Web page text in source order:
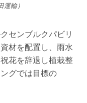
輸）
センブルクパビリ
材を配置し、雨水
花を辞退し植栽整
グでは目標の